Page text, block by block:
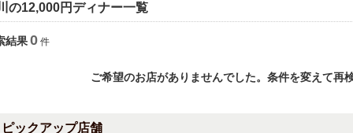
の12,000円ディナー一覧
結果0 件
ご希望のお店がありませんでした。条件を変えて再
ピックアップ店舗